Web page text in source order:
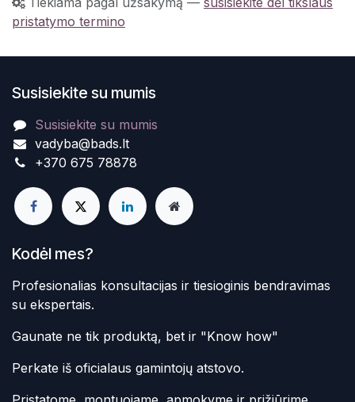
pristatymo termino
Susisiekite su mumis
Susisiekite su mumis
vadyba@bads.lt
+370 675 78878
Kodėl mes?
Profesionalias konsultacijas ir tiesioginis bendravimas
su ekspertais.
Gaunate ne tik produktą, bet ir "Know how"
Perkate iš oficialaus gamintojų atstovo.